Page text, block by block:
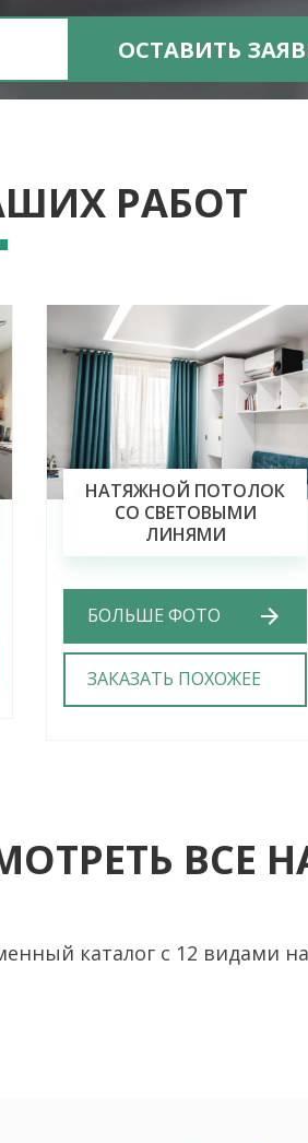
РАБОТ
НАТЯЖНОЙ ПОТОЛОК
СО СВЕТОВЫМИ
ЛИНЯМИ
БОЛЬШЕ ФОТО
ЗАКАЗАТЬ ПОХОЖЕЕ
ВСЕ
каталог с 12 видами